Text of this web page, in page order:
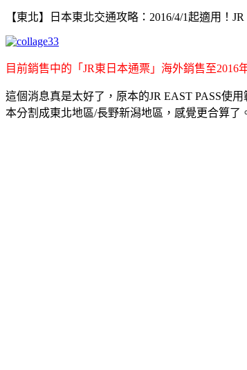
【東北】日本東北交通攻略：2016/4/1起適用！
目前銷售中的「JR東日本通票」海外銷售至2016
這個消息真是太好了，原本的JR EAST PASS使
本分割成東北地區/長野新潟地區，感覺更合算了